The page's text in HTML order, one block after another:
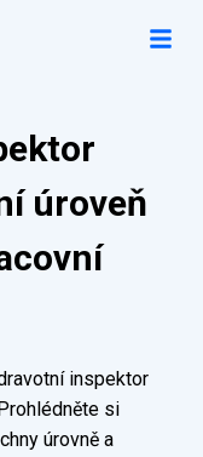
úroveň
inspektor
si
úrovně a